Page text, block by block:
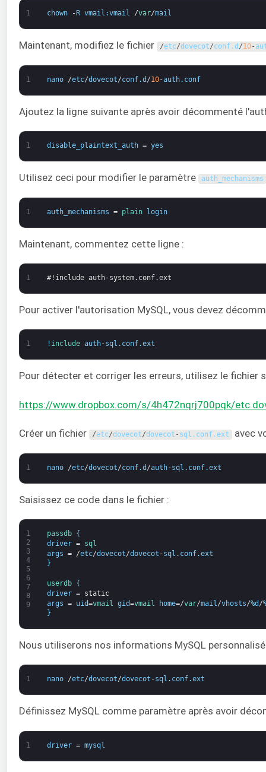
1 chown - R vmail :vmail /var/mail
Maintenant, modifiez le fichier /etc/dovecot/conf.d /10-
1 nano /etc/dovecot/conf.d /10-auth. conf
Ajoutez la ligne suivante après avoir décommenté
1 disable_plaintext_auth = yes
Utilisez ceci pour modifier le paramètre auth_mechanisms
1 auth_mechanisms = plain login
Maintenant, commentez cette ligne :
1 #!include auth-system.conf.ext
Pour activer l'autorisation MySQL, vous devez
1 ! include auth-sql . conf.ext
Pour détecter et corriger les erreurs, utilisez le fichier
https://www.dropbox.com/s/4h472nqrj700pqk/
Créer un fichier /etc/dovecot/dovecot - sql . conf.ext avec
1 nano /etc/dovecot/conf.d /auth-sql . conf.ext
Saisissez ce code dans le fichier :
1
2
3
4
5
6
7
8
9
passdb
{
driver =
sql
args = /etc/dovecot/dovecot -sql . conf.ext
}
userdb
{
driver =
static
args = uid=vmail gid=vmail home=/var/mail /vhosts/%d /
}
Nous utiliserons nos informations MySQL
1 nano /etc/dovecot/dovecot -sql . conf.ext
Définissez MySQL comme paramètre après avoir
1 driver = mysql